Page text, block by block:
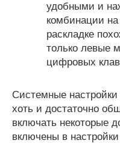
удобными и
комбинации на
раскладке
только левые
цифровых
Системные
хоть и достаточно
включать некоторые
включены в